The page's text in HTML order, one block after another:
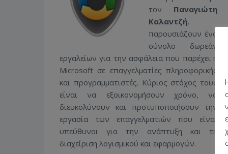
τον Παναγιώτη
Καλαντζή,
παρουσιάζουν ένα
σύνολο δωρεάν
εργαλείων για την ασφάλεια που παρέχει η
Microsoft σε επαγγελματίες πληροφορικής
και προγραμματιστές. Κύριος στόχος τους
είναι να εξοικονομήσουν χρόνο, να
διευκολύνουν και προτυποποιήσουν την
εργασία των επαγγελματιών που είναι
υπεύθυνοι για την ανάπτυξη και τη
διαχείριση λογισμικού και εφαρμογών.